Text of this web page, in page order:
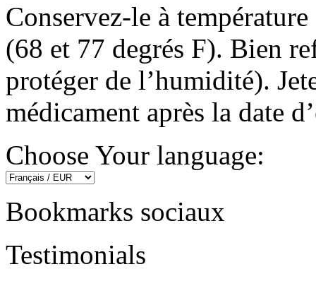
Conservez-le à
(68 et 77 degrés F). Bien
protéger de l’humidité).
médicament après la date
Choose Your language:
Bookmarks sociaux
Testimonials